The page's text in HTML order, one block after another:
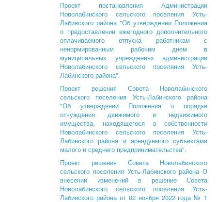
Проект постановления Администрации
Новолабинского сельского поселения Усть-
Лабинского района "Об утверждении Положения
о предоставлении ежегодного дополнительного
оплачиваемого отпуска работникам с
ненормированным рабочим днем в
муниципальных учреждениях администрации
Новолабинского сельского поселения Усть-
Лабинского района".
Проект решения Совета Новолабинского
сельского поселения Усть-Лабинского района
"Об утверждении Положения о порядке
отчуждения движимого и недвижимого
имущества, находящегося в собственности
Новолабинского сельского поселения Усть-
Лабинского района и арендуемого субъектами
малого и среднего предпринимательства".
Проект решения Совета Новолабинского
сельского поселения Усть-Лабинского района О
внесении изменений в решение Совета
Новолабинского сельского поселения Усть-
Лабинского района от 02 ноября 2022 года № 1